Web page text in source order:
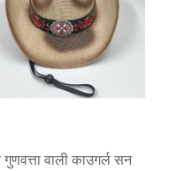
वाली काउगर्ल सन